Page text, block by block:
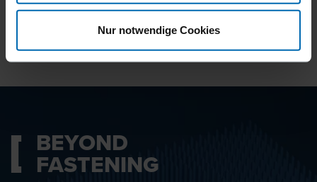
Nur notwendige Cookies
BEYOND
FASTENING